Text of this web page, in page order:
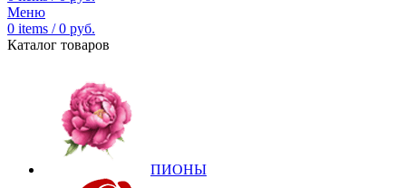
Меню
0 items / 0 руб.
Каталог товаров
ПИОНЫ